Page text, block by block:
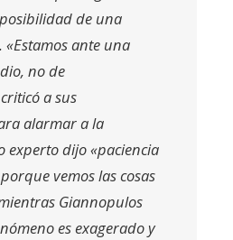
de una
ante una
no de
a sus
alarmar a la
experto dijo «paciencia
vemos las cosas
Giannopulos
es exagerado y